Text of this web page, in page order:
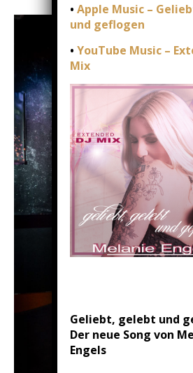
• Apple Music –
und geflogen
• YouTube Music –
Mix
Geliebt, gelebt und
Der neue Song von
Engels